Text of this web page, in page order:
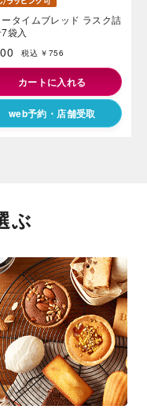
ータイムブレッド ラスク詰
袋入
税込 ￥756
カートに入れる
web予約・店舗受取
ぶ